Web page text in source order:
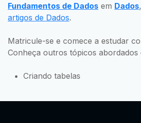
Fundamentos de Dados em Dados
artigos de Dados.
Matricule-se e comece a estudar
Conheça outros tópicos
Criando tabelas